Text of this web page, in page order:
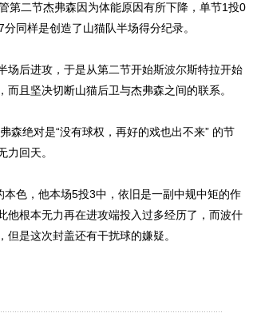
二节杰弗森因为体能原因有所下降，单节1投0
同样是创造了山猫队半场得分纪录。
后进攻，于是从第二节开始斯波尔斯特拉开始
且坚决切断山猫后卫与杰弗森之间的联系。
绝对是“没有球权，再好的戏也出不来” 的节
回天。
色，他本场5投3中，依旧是一副中规中矩的作
他根本无力再在进攻端投入过多经历了，而波什
是这次封盖还有干扰球的嫌疑。